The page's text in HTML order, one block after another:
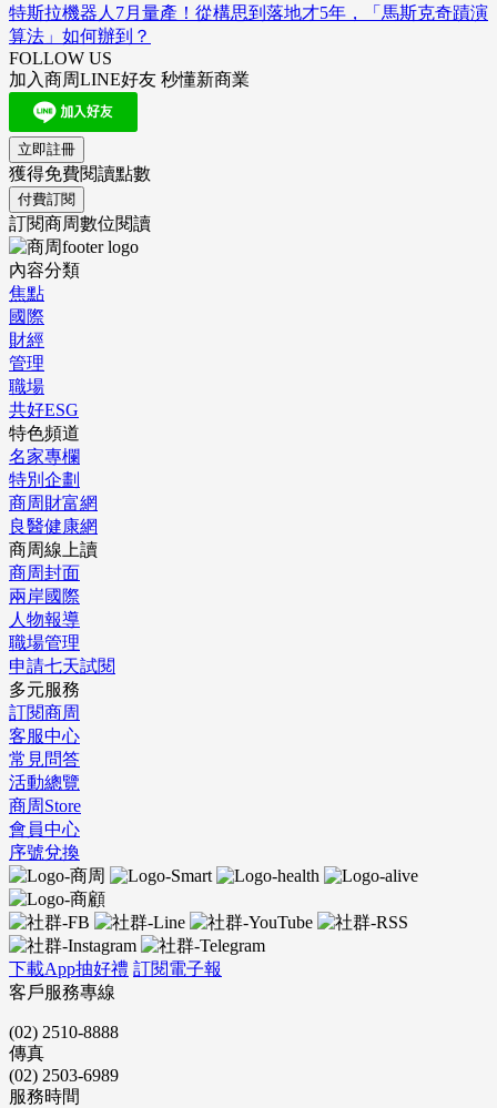
特斯拉機器人7月量產！從構思到落地才5年，「馬斯克奇蹟演
算法」如何辦到？
FOLLOW US
加入商周LINE好友 秒懂新商業
立即註冊
獲得免費閱讀點數
付費訂閱
訂閱商周數位閱讀
內容分類
焦點
國際
財經
管理
職場
共好ESG
特色頻道
名家專欄
特別企劃
商周財富網
良醫健康網
商周線上讀
商周封面
兩岸國際
人物報導
職場管理
申請七天試閱
多元服務
訂閱商周
客服中心
常見問答
活動總覽
商周Store
會員中心
序號兌換
下載App抽好禮 訂閱電子報
客戶服務專線
(02) 2510-8888
傳真
(02) 2503-6989
服務時間